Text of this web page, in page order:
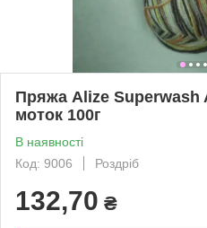
Пряжа Alize Superwash
моток 100г
В наявності
Код: 9006
Роздріб
132,70 ₴